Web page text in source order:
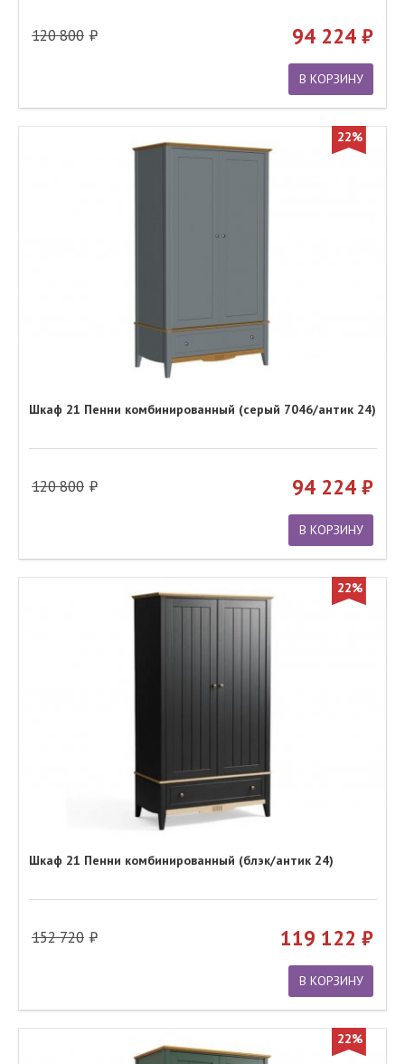
120 800 94 224
В КОРЗИНУ
22%
Шкаф 21 Пенни комбинированный (серый 7046/антик 24)
120 800 94 224
В КОРЗИНУ
22%
Шкаф 21 Пенни комбинированный (блэк/антик 24)
152 720 119 122
В КОРЗИНУ
22%